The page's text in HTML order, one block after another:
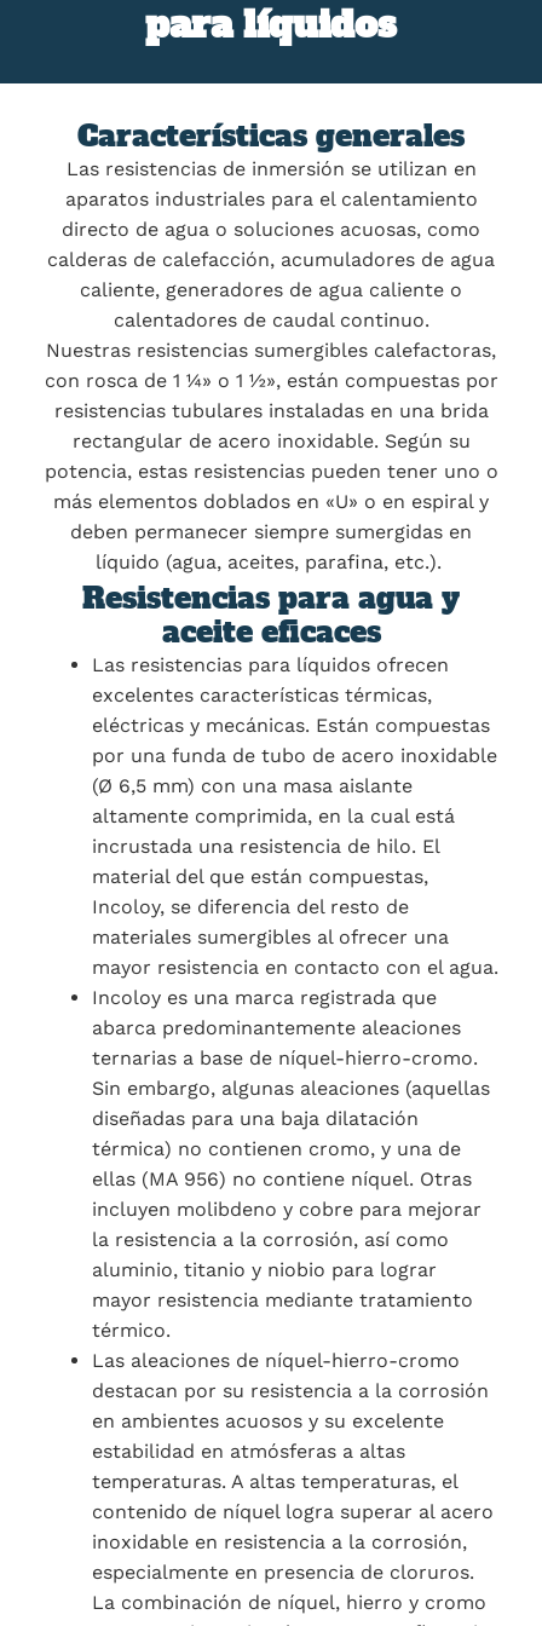
para líquidos
Características generales
Las resistencias de inmersión se utilizan en
aparatos industriales para el calentamiento
directo de agua o soluciones acuosas, como
calderas de calefacción, acumuladores de agua
caliente, generadores de agua caliente o
calentadores de caudal continuo.
Nuestras resistencias sumergibles calefactoras,
con rosca de 1 ¼» o 1 ½», están compuestas por
resistencias tubulares instaladas en una brida
rectangular de acero inoxidable. Según su
potencia, estas resistencias pueden tener uno o
más elementos doblados en «U» o en espiral y
deben permanecer siempre sumergidas en
líquido (agua, aceites, parafina, etc.).
Resistencias para agua y
aceite eficaces
Las resistencias para líquidos ofrecen
excelentes características térmicas,
eléctricas y mecánicas. Están compuestas
por una funda de tubo de acero inoxidable
(Ø 6,5 mm) con una masa aislante
altamente comprimida, en la cual está
incrustada una resistencia de hilo. El
material del que están compuestas,
Incoloy, se diferencia del resto de
materiales sumergibles al ofrecer una
mayor resistencia en contacto con el agua.
Incoloy es una marca registrada que
abarca predominantemente aleaciones
ternarias a base de níquel-hierro-cromo.
Sin embargo, algunas aleaciones (aquellas
diseñadas para una baja dilatación
térmica) no contienen cromo, y una de
ellas (MA 956) no contiene níquel. Otras
incluyen molibdeno y cobre para mejorar
la resistencia a la corrosión, así como
aluminio, titanio y niobio para lograr
mayor resistencia mediante tratamiento
térmico.
Las aleaciones de níquel-hierro-cromo
destacan por su resistencia a la corrosión
en ambientes acuosos y su excelente
estabilidad en atmósferas a altas
temperaturas. A altas temperaturas, el
contenido de níquel logra superar al acero
inoxidable en resistencia a la corrosión,
especialmente en presencia de cloruros.
La combinación de níquel, hierro y cromo